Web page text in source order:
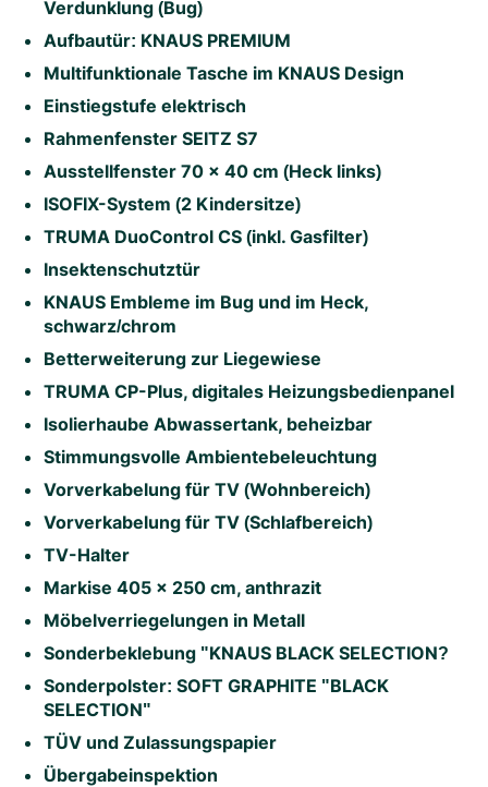
Verdunklung (Bug)
Aufbautür: KNAUS PREMIUM
Multifunktionale Tasche im KNAUS Design
Einstiegstufe elektrisch
Rahmenfenster SEITZ S7
Ausstellfenster 70 x 40 cm (Heck links)
ISOFIX-System (2 Kindersitze)
TRUMA DuoControl CS (inkl. Gasfilter)
Insektenschutztür
KNAUS Embleme im Bug und im Heck,
schwarz/chrom
Betterweiterung zur Liegewiese
TRUMA CP-Plus, digitales Heizungsbedienpanel
Isolierhaube Abwassertank, beheizbar
Stimmungsvolle Ambientebeleuchtung
Vorverkabelung für TV (Wohnbereich)
Vorverkabelung für TV (Schlafbereich)
TV-Halter
Markise 405 x 250 cm, anthrazit
Möbelverriegelungen in Metall
Sonderbeklebung "KNAUS BLACK SELECTION?
Sonderpolster: SOFT GRAPHITE "BLACK
SELECTION"
TÜV und Zulassungspapier
Übergabeinspektion